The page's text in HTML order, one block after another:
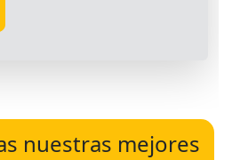
nuestras mejores